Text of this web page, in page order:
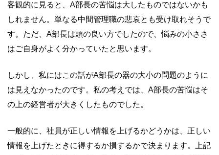
客観的に見ると、A部長の苦悩は大したものではないかも
しれません。単なる中間管理職の悲哀とも受け取れそうで
す。ただ、A部長は頭の良い方でしたので、悩みの小ささ
はご自身がよく分かっていたと思います。
しかし、私にはこの話がA部長の器の大小の問題のように
は見えなかったのです。私の考えでは、A部長の苦悩はそ
の上の経営者が大きくしたものでした。
一般的に、社員が正しい情報を上げるかどうかは、正しい
情報を上げたときに得するか損するかで決まります。上記